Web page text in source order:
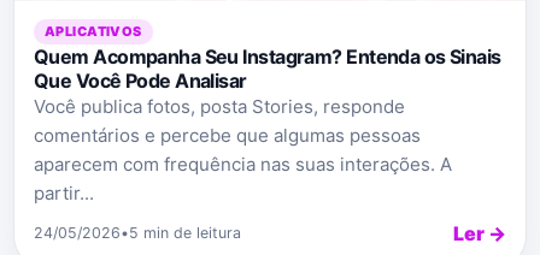
APLICATIVOS
Quem Acompanha Seu Instagram? Entenda os Sinais
Que Você Pode Analisar
Você publica fotos, posta Stories, responde
comentários e percebe que algumas pessoas
aparecem com frequência nas suas interações. A
partir...
24/05/2026•5 min de leitura Ler →